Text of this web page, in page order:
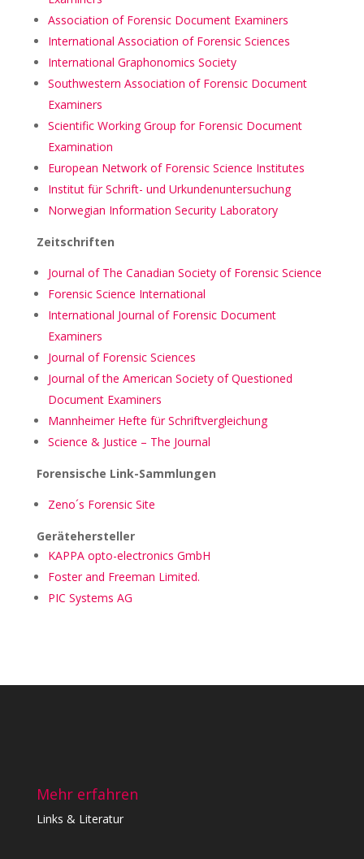
Association of Forensic Document Examiners
International Association of Forensic Sciences
International Graphonomics Society
Southwestern Association of Forensic Document
Examiners
Scientific Working Group for Forensic Document
Examination
European Network of Forensic Science Institutes
Institut für Schrift- und Urkundenuntersuchung
Norwegian Information Security Laboratory
Zeitschriften
Journal of The Canadian Society of Forensic Science
Forensic Science International
International Journal of Forensic Document
Examiners
Journal of Forensic Sciences
Journal of the American Society of Questioned
Document Examiners
Mannheimer Hefte für Schriftvergleichung
Science & Justice – The Journal
Forensische Link-Sammlungen
Zeno´s Forensic Site
Gerätehersteller
KAPPA opto-electronics GmbH
Foster and Freeman Limited.
PIC Systems AG
Mehr erfahren
Links & Literatur